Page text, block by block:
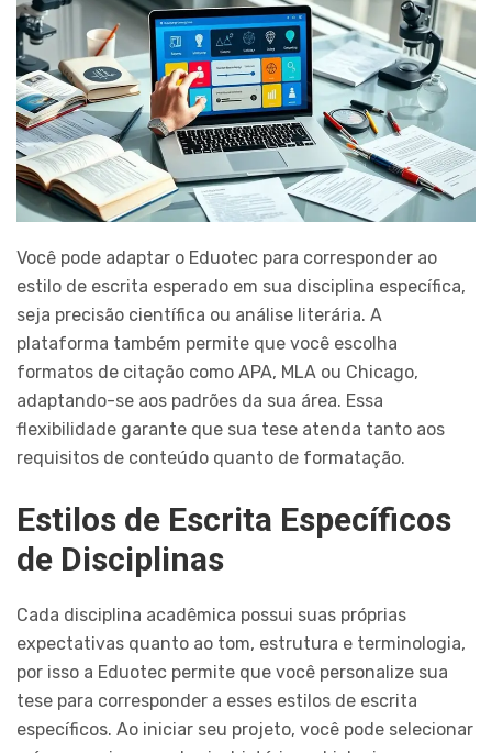
Você pode adaptar o Eduotec para corresponder ao
estilo de escrita esperado em sua disciplina específica,
seja precisão científica ou análise literária. A
plataforma também permite que você escolha
formatos de citação como APA, MLA ou Chicago,
adaptando-se aos padrões da sua área. Essa
flexibilidade garante que sua tese atenda tanto aos
requisitos de conteúdo quanto de formatação.
Estilos de Escrita Específicos
de Disciplinas
Cada disciplina acadêmica possui suas próprias
expectativas quanto ao tom, estrutura e terminologia,
por isso a Eduotec permite que você personalize sua
tese para corresponder a esses estilos de escrita
específicos. Ao iniciar seu projeto, você pode selecionar